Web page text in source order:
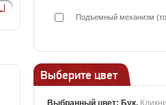
Подъемный механизм
Выберите цвет
Выбранный цвет: Бук.